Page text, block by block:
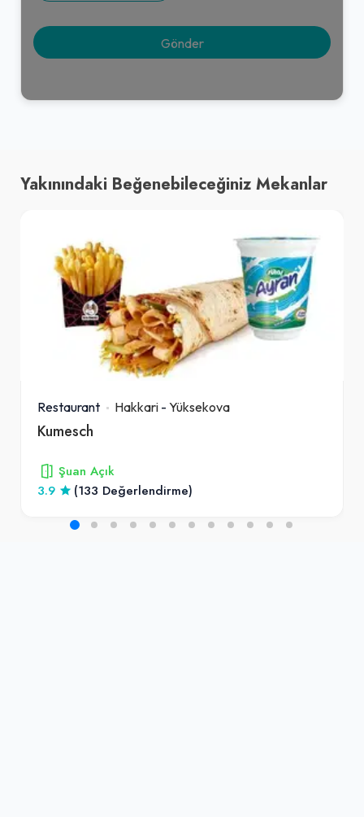
Yakınındaki Beğenebileceğiniz Mekanlar
Restaurant Hakkari - Yüksekova
Kumesch
Şuan Açık
3.9
(133 Değerlendirme)